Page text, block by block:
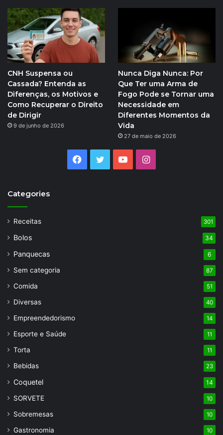
CNH Suspensa ou
Cassada? Entenda as
Diferenças, os Motivos e
Como Recuperar o Direito
de Dirigir
9 de junho de 2026
Nunca Diga Nunca: Por
Que Ter uma Arma de
Fogo Pode se Tornar uma
Necessidade em
Diferentes Momentos da
Vida
27 de maio de 2026
Facebook
TwitterYouTubeInstagram
Categories
Receitas 301
Bolos 34
Panquecas 6
Sem categoria 87
Comida 51
Diversas 40
Empreendedorismo 14
Esporte e Saúde 11
Torta 11
Bebidas 23
Coquetel 14
SORVETE 10
Sobremesas 10
Gastronomia 10